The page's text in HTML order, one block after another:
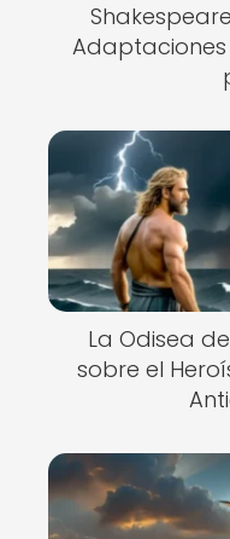
Adaptaciones
La Odisea
sobre el